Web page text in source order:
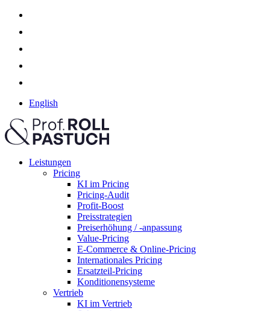
English
Leistungen
Pricing
KI im Pricing
Pricing-Audit
Profit-Boost
Preisstrategien
Preiserhöhung / -anpassung
Value-Pricing
E-Commerce & Online-Pricing
Internationales Pricing
Ersatzteil-Pricing
Konditionensysteme
Vertrieb
KI im Vertrieb